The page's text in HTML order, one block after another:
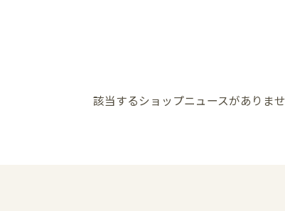
該当するショップニュースがありま